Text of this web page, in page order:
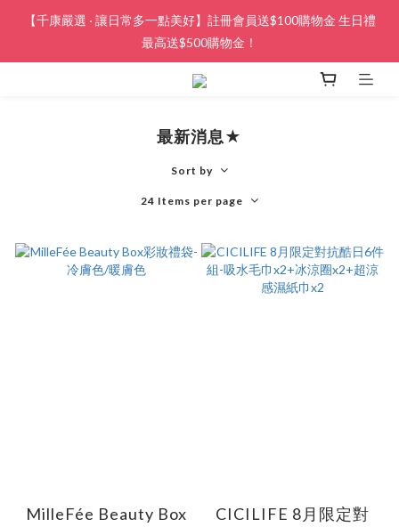
【千康嚴選 · 讓日常多一點美好】註冊會員送$100購物金 生日禮
最高送$500購物金！
最新消息★
Sort by
24 Items per page
MilleFée Beauty Box
CICILIFE 8月限定對